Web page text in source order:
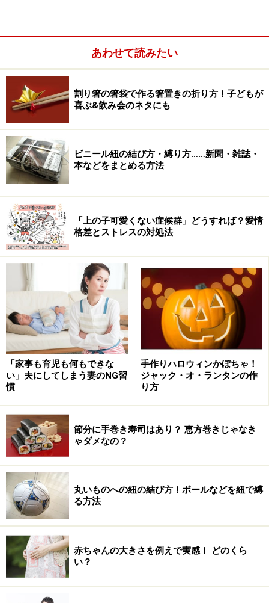
妻がいないと部屋が散らかし放題！
大変といっても、それは家事のことではありません。普
段妻が担っている分の家事が増えるのは確かですが、
「片付けなさい！」と言う人がいないので家は散らかし
放題、さらに洗濯物たたみは省略して「山から取る方
式」になるので、むしろ楽になる方向ですらあります。
育児のことでもありません。もともと子どもの送迎、宿
応、寝かしつけなど、子どもにかかわる諸々は、兼業主
夫である私が担っているので、妻がいなくても何ら変わ
りないからです。
では、何が大変かというと、それは「事件」。なぜか妻
の不在中は、いろいろな事件が起こるのです。例えば今
回は、6歳の次男が事件を起こしました。
妻の不在時には、なぜか事件が起きる
あわせて読みたい
割り箸の箸袋で作る箸置きの折り方！子どもが
喜ぶ&飲み会のネタにも
ビニール紐の結び方・縛り方……新聞・雑誌・
本などをまとめる方法
「上の子可愛くない症候群」どうすれば？愛情
格差とストレスの対処法
「家事も育児も何もできな
い」夫にしてしまう妻のNG習
慣
手作りハロウィンかぼちゃ！
ジャック・オ・ランタンの作
り方
節分に手巻き寿司はあり？ 恵方巻きじゃなき
ゃダメなの？
丸いものへの紐の結び方！ボールなどを紐で縛
る方法
赤ちゃんの大きさを例えで実感！ どのくら
い？